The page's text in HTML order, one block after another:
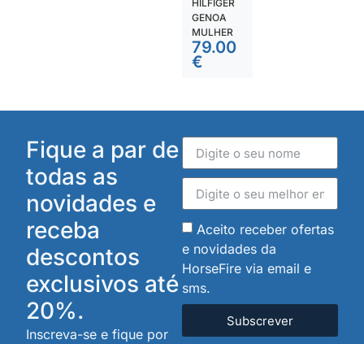
HILFIGER
GENOA
MULHER
79.00
€
Fique a par de
todas as
novidades e
receba
descontos
exclusivos até
20%.
Inscreva-se e fique por
Aceito receber ofertas
e novidades da
HorseFire via email e
sms.
Subscrever